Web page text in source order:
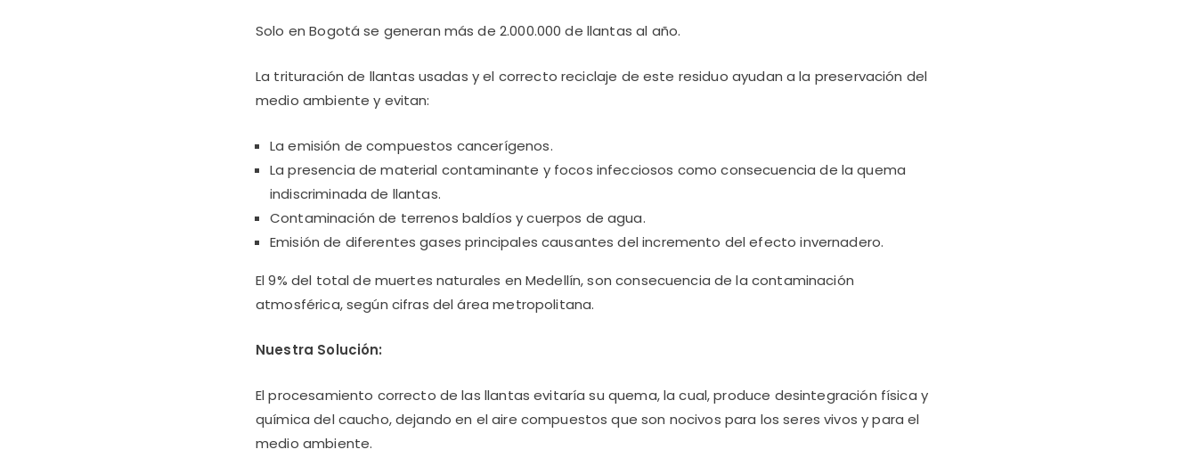
Solo en Bogotá se generan más de 2.000.000 de llantas al año.
La trituración de llantas usadas y el correcto reciclaje de este residuo ayudan a la preservación del
medio ambiente y evitan:
La emisión de compuestos cancerígenos.
La presencia de material contaminante y focos infecciosos como consecuencia de la quema
indiscriminada de llantas.
Contaminación de terrenos baldíos y cuerpos de agua.
Emisión de diferentes gases principales causantes del incremento del efecto invernadero.
El 9% del total de muertes naturales en Medellín, son consecuencia de la contaminación
atmosférica, según cifras del área metropolitana.
Nuestra Solución:
El procesamiento correcto de las llantas evitaría su quema, la cual, produce desintegración física y
química del caucho, dejando en el aire compuestos que son nocivos para los seres vivos y para el
medio ambiente.